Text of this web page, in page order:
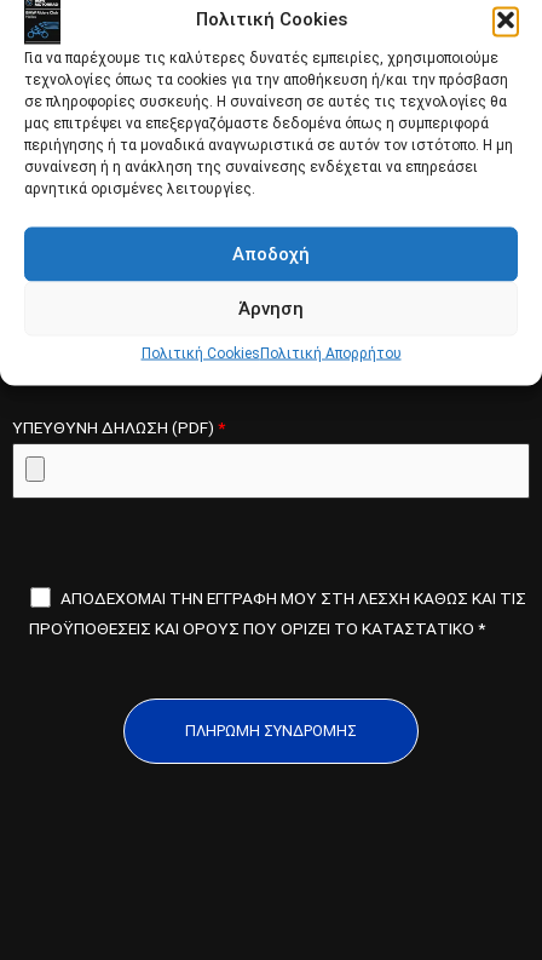
Πολιτική Cookies
Για να παρέχουμε τις καλύτερες δυνατές εμπειρίες, χρησιμοποιούμε
τεχνολογίες όπως τα cookies για την αποθήκευση ή/και την πρόσβαση
σε πληροφορίες συσκευής. Η συναίνεση σε αυτές τις τεχνολογίες θα
μας επιτρέψει να επεξεργαζόμαστε δεδομένα όπως η συμπεριφορά
περιήγησης ή τα μοναδικά αναγνωριστικά σε αυτόν τον ιστότοπο. Η μη
συναίνεση ή η ανάκληση της συναίνεσης ενδέχεται να επηρεάσει
αρνητικά ορισμένες λειτουργίες.
Αποδοχή
Άρνηση
Πολιτική CookiesΠολιτική Απορρήτου
ΕΤΟΣ
ΑΡ.ΚΥΚΛΟΦΟΡΙΑΣ*
ΠΡΟΤΕΙΝΟΜΕΝΟΣ/Η ΑΠΟ (ΟΝΟΜΑ ΜΕΛΟΥΣ)
ΥΠΕΥΘΥΝΗ ΔΗΛΩΣΗ (PDF) *
ΑΠΟΔΕΧΟΜΑΙ ΤΗΝ ΕΓΓΡΑΦΗ ΜΟΥ ΣΤΗ ΛΕΣΧΗ ΚΑΘΩΣ ΚΑΙ ΤΙΣ
ΠΡΟΫΠΟΘΕΣΕΙΣ ΚΑΙ ΟΡΟΥΣ ΠΟΥ ΟΡΙΖΕΙ ΤΟ ΚΑΤΑΣΤΑΤΙΚΟ *